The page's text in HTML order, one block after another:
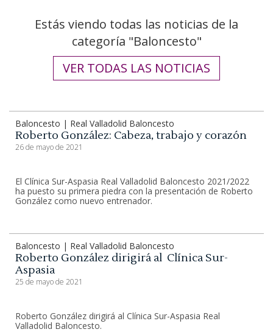
Estás viendo todas las noticias de la
categoría "Baloncesto"
VER TODAS LAS NOTICIAS
Baloncesto | Real Valladolid Baloncesto
Roberto González: Cabeza, trabajo y corazón
26 de mayo de 2021
El Clínica Sur-Aspasia Real Valladolid Baloncesto 2021/2022
ha puesto su primera piedra con la presentación de Roberto
González como nuevo entrenador.
Baloncesto | Real Valladolid Baloncesto
Roberto González dirigirá al Clínica Sur-
Aspasia
25 de mayo de 2021
Roberto González dirigirá al Clínica Sur-Aspasia Real
Valladolid Baloncesto.